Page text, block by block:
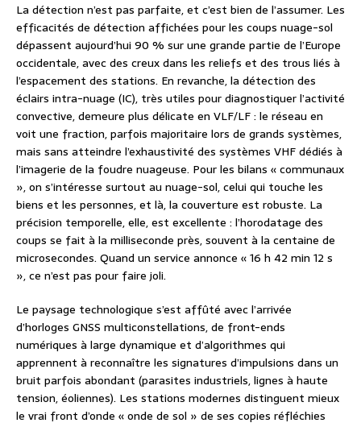
La détection n’est pas parfaite, et c’est bien de l’assumer. Les
efficacités de détection affichées pour les coups nuage-sol
dépassent aujourd’hui 90 % sur une grande partie de l’Europe
occidentale, avec des creux dans les reliefs et des trous liés à
l’espacement des stations. En revanche, la détection des
éclairs intra-nuage (IC), très utiles pour diagnostiquer l’activité
convective, demeure plus délicate en VLF/LF : le réseau en
voit une fraction, parfois majoritaire lors de grands systèmes,
mais sans atteindre l’exhaustivité des systèmes VHF dédiés à
l’imagerie de la foudre nuageuse. Pour les bilans « communaux
», on s’intéresse surtout au nuage-sol, celui qui touche les
biens et les personnes, et là, la couverture est robuste. La
précision temporelle, elle, est excellente : l’horodatage des
coups se fait à la milliseconde près, souvent à la centaine de
microsecondes. Quand un service annonce « 16 h 42 min 12 s
», ce n’est pas pour faire joli.
Le paysage technologique s’est affûté avec l’arrivée
d’horloges GNSS multiconstellations, de front-ends
numériques à large dynamique et d’algorithmes qui
apprennent à reconnaître les signatures d’impulsions dans un
bruit parfois abondant (parasites industriels, lignes à haute
tension, éoliennes). Les stations modernes distinguent mieux
le vrai front d’onde « onde de sol » de ses copies réfléchies